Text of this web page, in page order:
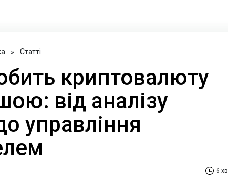
» Статті
криптовалюту
від аналізу
управління
6 хв